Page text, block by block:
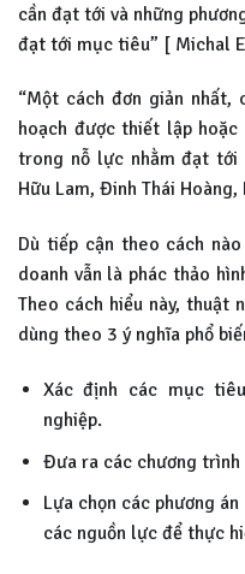
cần đạt tới và những
đạt tới mục tiêu” [ Michal
“Một cách đơn giản nhất,
hoạch được thiết lập
trong nỗ lực nhằm đạt tới
Hữu Lam, Đinh Thái
Dù tiếp cận theo cách
doanh vẫn là phác thảo
Theo cách hiểu này, thuật
dùng theo 3 ý nghĩa phổ
Xác định các mục
nghiệp.
Đưa ra các chương
Lựa chọn các phương
các nguồn lực để thực